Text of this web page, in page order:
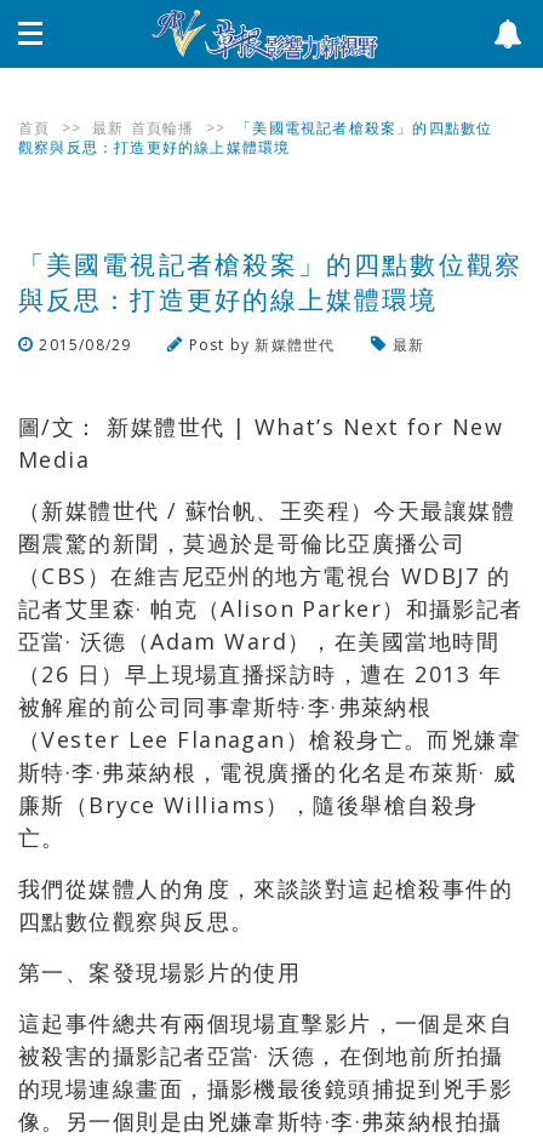
首頁 >> 最新 首頁輪播 >>
「美國電視記者槍殺案」的四點數位
觀察與反思：打造更好的線上媒體環境
「美國電視記者槍殺案」的四點數位觀察
與反思：打造更好的線上媒體環境
2015/08/29 Post by 新媒體世代
最新
圖/文： 新媒體世代 | What’s Next for New
Media
（新媒體世代 / 蘇怡帆、王奕程）今天最讓媒體
圈震驚的新聞，莫過於是哥倫比亞廣播公司
（CBS）在維吉尼亞州的地方電視台 WDBJ7 的
記者艾里森· 帕克（Alison Parker）和攝影記者
亞當· 沃德（Adam Ward），在美國當地時間
（26 日）早上現場直播採訪時，遭在 2013 年
被解雇的前公司同事韋斯特·李·弗萊納根
（Vester Lee Flanagan）槍殺身亡。而兇嫌韋
斯特·李·弗萊納根，電視廣播的化名是布萊斯· 威
廉斯（Bryce Williams），隨後舉槍自殺身
亡。
我們從媒體人的角度，來談談對這起槍殺事件的
四點數位觀察與反思。
第一、案發現場影片的使用
這起事件總共有兩個現場直擊影片，一個是來自
被殺害的攝影記者亞當· 沃德，在倒地前所拍攝
的現場連線畫面，攝影機最後鏡頭捕捉到兇手影
像。另一個則是由兇嫌韋斯特·李·弗萊納根拍攝